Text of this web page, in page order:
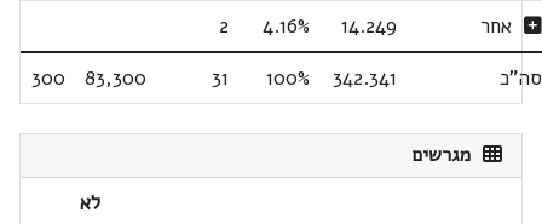
אחר 14.249
4.16%
2
סה"כ
342.341
100%
31
83,300
300
מגרשים
לא